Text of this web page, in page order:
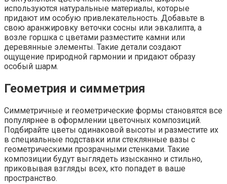
используются натуральные материалы, которые
придают им особую привлекательность. Добавьте в
свою аранжировку веточки сосны или эвкалипта, а
возле горшка с цветами разместите камни или
деревянные элементы. Такие детали создают
ощущение природной гармонии и придают образу
особый шарм.
Геометрия и симметрия
Симметричные и геометрические формы становятся все
популярнее в оформлении цветочных композиций.
Подбирайте цветы одинаковой высоты и разместите их
в специальные подставки или стеклянные вазы с
геометрическими прозрачными стенками. Такие
композиции будут выглядеть изысканно и стильно,
приковывая взгляды всех, кто попадет в ваше
пространство.